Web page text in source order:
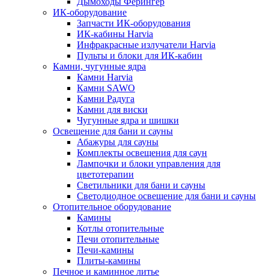
ИК-оборудование
Запчасти ИК-оборудования
ИК-кабины Harvia
Инфракрасные излучатели Harvia
Пульты и блоки для ИК-кабин
Камни, чугунные ядра
Камни Harvia
Камни SAWO
Камни Радуга
Камни для виски
Чугунные ядра и шишки
Освещение для бани и сауны
Абажуры для сауны
Комплекты освещения для саун
Лампочки и блоки управления для
цветотерапии
Светильники для бани и сауны
Светодиодное освещение для бани и сауны
Отопительное оборудование
Камины
Котлы отопительные
Печи отопительные
Печи-камины
Плиты-камины
Печное и каминное литье